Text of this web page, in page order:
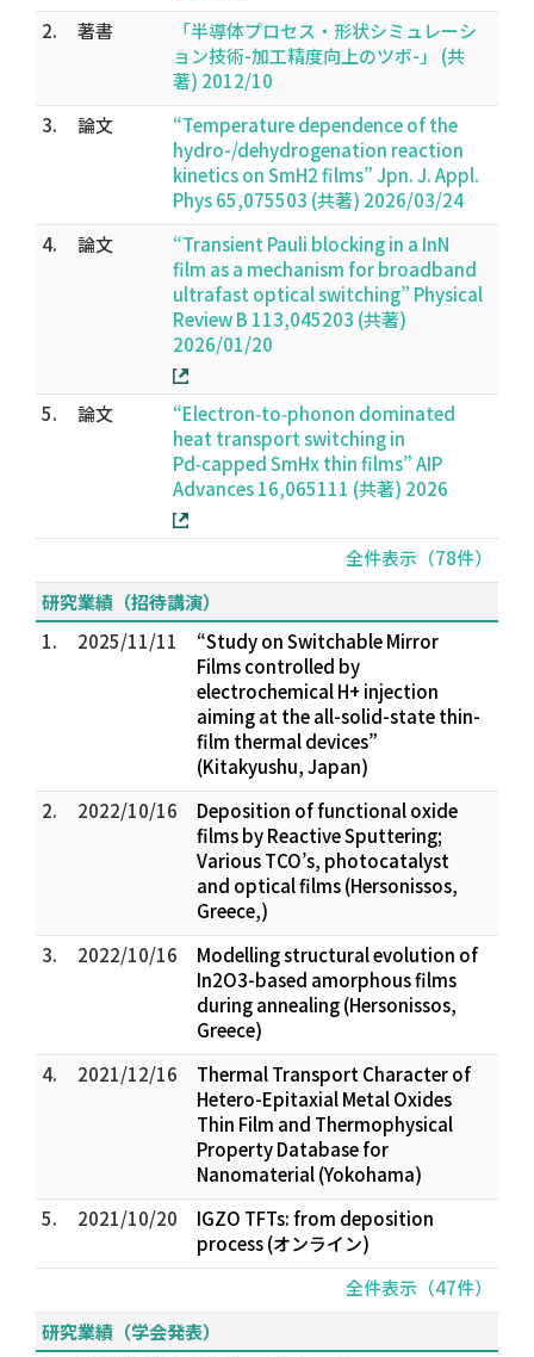
2.
著書
「半導体プロセス・形状シミュレーシ
ョン技術-加工精度向上のツボ-」 (共
著) 2012/10
3.
論文
“Temperature dependence of the
hydro-/dehydrogenation reaction
kinetics on SmH2 films” Jpn. J. Appl.
Phys 65,075503 (共著) 2026/03/24
4.
論文
“Transient Pauli blocking in a InN
film as a mechanism for broadband
ultrafast optical switching” Physical
Review B 113,045203 (共著)
2026/01/20
5. 論文
“Electron‑to‑phonon dominated
heat transport switching in
Pd‑capped SmHx thin films” AIP
Advances 16,065111 (共著) 2026
全件表示（78件）
研究業績（招待講演）
1.
2025/11/11
“Study on Switchable Mirror
Films controlled by
electrochemical H+ injection
aiming at the all-solid-state thin-
film thermal devices”
(Kitakyushu, Japan)
2.
2022/10/16
Deposition of functional oxide
films by Reactive Sputtering;
Various TCO’s, photocatalyst
and optical films (Hersonissos,
Greece,)
3.
2022/10/16
Modelling structural evolution of
In2O3-based amorphous films
during annealing (Hersonissos,
Greece)
4.
2021/12/16
Thermal Transport Character of
Hetero-Epitaxial Metal Oxides
Thin Film and Thermophysical
Property Database for
Nanomaterial (Yokohama)
5.
2021/10/20
IGZO TFTs: from deposition
process (オンライン)
全件表示（47件）
研究業績（学会発表）